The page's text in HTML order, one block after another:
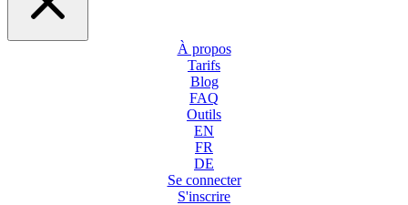
À propos
Tarifs
Blog
FAQ
Outils
EN
FR
DE
Se connecter
S'inscrire